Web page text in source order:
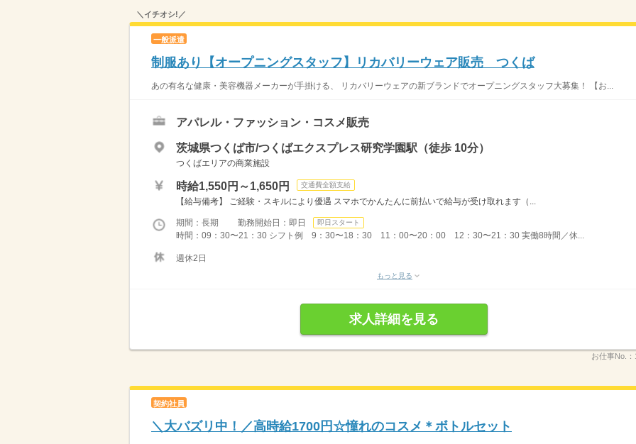
＼イチオシ!／
一般派遣
制服あり【オープニングスタッフ】リカバリーウェア販売 つくば
あの有名な健康・美容機器メーカーが手掛ける、 リカバリーウェアの新ブランドでオープニングスタッフ大募集！ 【お...
アパレル・ファッション・コスメ販売
茨城県つくば市/つくばエクスプレス研究学園駅（徒歩 10分）
つくばエリアの商業施設
時給1,550円～1,650円 交通費全額支給
【給与備考】 ご経験・スキルにより優遇 スマホでかんたんに前払いで給与が受け取れます（...
期間：長期 勤務開始日：即日 即日スタート
時間：09：30〜21：30 シフト例 9：30〜18：30 11：00〜20：00 12：30〜21：30 実働8時間／休...
週休2日
もっと見る
求人詳細を見る
お仕事No.：
契約社員
＼大バズリ中！／高時給1700円☆憧れのコスメ＊ボトルセット